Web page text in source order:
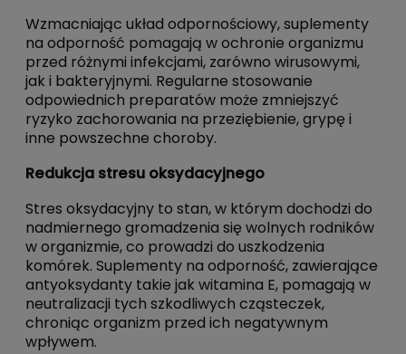
Wzmacniając układ odpornościowy, suplementy
na odporność pomagają w ochronie organizmu
przed różnymi infekcjami, zarówno wirusowymi,
jak i bakteryjnymi. Regularne stosowanie
odpowiednich preparatów może zmniejszyć
ryzyko zachorowania na przeziębienie, grypę i
inne powszechne choroby.
Redukcja stresu oksydacyjnego
Stres oksydacyjny to stan, w którym dochodzi do
nadmiernego gromadzenia się wolnych rodników
w organizmie, co prowadzi do uszkodzenia
komórek. Suplementy na odporność, zawierające
antyoksydanty takie jak witamina E, pomagają w
neutralizacji tych szkodliwych cząsteczek,
chroniąc organizm przed ich negatywnym
wpływem.